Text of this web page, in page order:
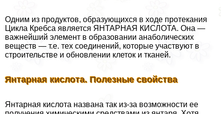
Одним из продуктов, образующихся в ходе протекания
Цикла Кребса является ЯНТАРНАЯ КИСЛОТА. Она —
важнейший элемент в образовании анаболических
веществ — т.е. тех соединений, которые участвуют в
строительстве и обновлении клеток и тканей.
Янтарная кислота. Полезные свойства
Янтарная кислота названа так из-за возможности ее